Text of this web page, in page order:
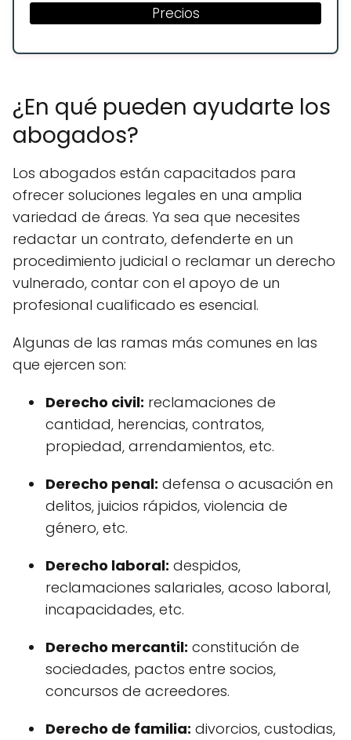
Precios
¿En qué pueden ayudarte los
abogados?
Los abogados están capacitados para
ofrecer soluciones legales en una amplia
variedad de áreas. Ya sea que necesites
redactar un contrato, defenderte en un
procedimiento judicial o reclamar un derecho
vulnerado, contar con el apoyo de un
profesional cualificado es esencial.
Algunas de las ramas más comunes en las
que ejercen son:
Derecho civil: reclamaciones de
cantidad, herencias, contratos,
propiedad, arrendamientos, etc.
Derecho penal: defensa o acusación en
delitos, juicios rápidos, violencia de
género, etc.
Derecho laboral: despidos,
reclamaciones salariales, acoso laboral,
incapacidades, etc.
Derecho mercantil: constitución de
sociedades, pactos entre socios,
concursos de acreedores.
Derecho de familia: divorcios, custodias,